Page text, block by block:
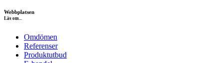
Webbplatsen
Läs om...
Omdömen
Referenser
Produktutbud